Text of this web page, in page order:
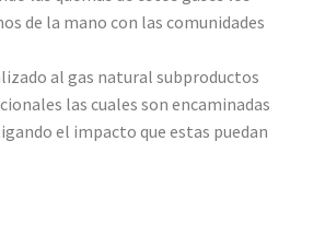
de la mano con las comunidades
al gas natural subproductos
las cuales son encaminadas
el impacto que estas puedan